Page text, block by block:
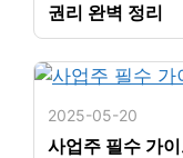
권리 완벽 정리
2025-05-20
사업주 필수 가